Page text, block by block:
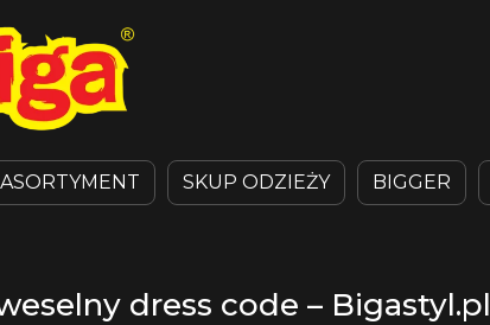
ASORTYMENT SKUP ODZIEŻY BIGGER
dress code – Bigastyl.pl